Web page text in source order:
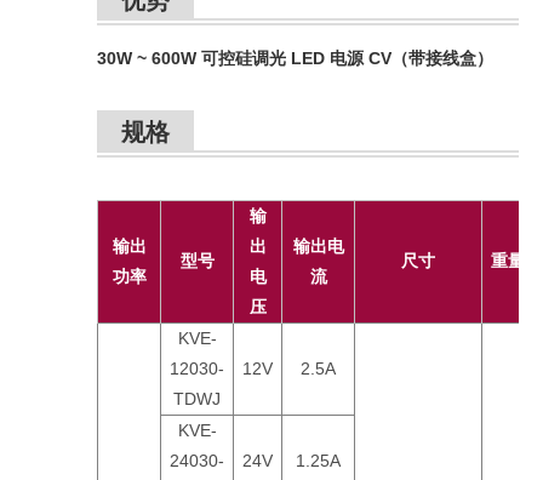
30W ~ 600W 可控硅调光 LED 电源 CV（带接线盒）
规格
输出
功率
型号
输
出
电
压
输出电
流
尺寸 重量
KVE-
12030-
TDWJ
12V 2.5A
KVE-
24030-
24V 1.25A